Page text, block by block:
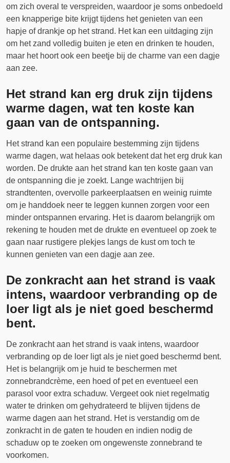
om zich overal te verspreiden, waardoor je soms onbedoeld
een knapperige bite krijgt tijdens het genieten van een
hapje of drankje op het strand. Het kan een uitdaging zijn
om het zand volledig buiten je eten en drinken te houden,
maar het hoort ook een beetje bij de charme van een dagje
aan zee.
Het strand kan erg druk zijn tijdens
warme dagen, wat ten koste kan
gaan van de ontspanning.
Het strand kan een populaire bestemming zijn tijdens
warme dagen, wat helaas ook betekent dat het erg druk kan
worden. De drukte aan het strand kan ten koste gaan van
de ontspanning die je zoekt. Lange wachtrijen bij
strandtenten, overvolle parkeerplaatsen en weinig ruimte
om je handdoek neer te leggen kunnen zorgen voor een
minder ontspannen ervaring. Het is daarom belangrijk om
rekening te houden met de drukte en eventueel op zoek te
gaan naar rustigere plekjes langs de kust om toch te
kunnen genieten van een dagje aan zee.
De zonkracht aan het strand is vaak
intens, waardoor verbranding op de
loer ligt als je niet goed beschermd
bent.
De zonkracht aan het strand is vaak intens, waardoor
verbranding op de loer ligt als je niet goed beschermd bent.
Het is belangrijk om je huid te beschermen met
zonnebrandcrème, een hoed of pet en eventueel een
parasol voor extra schaduw. Vergeet ook niet regelmatig
water te drinken om gehydrateerd te blijven tijdens de
warme dagen aan het strand. Het is verstandig om de
zonkracht in de gaten te houden en indien nodig de
schaduw op te zoeken om ongewenste zonnebrand te
voorkomen.